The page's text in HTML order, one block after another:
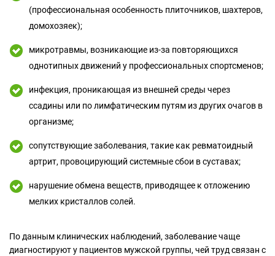
(профессиональная особенность плиточников, шахтеров,
домохозяек);
микротравмы, возникающие из-за повторяющихся
однотипных движений у профессиональных спортсменов;
инфекция, проникающая из внешней среды через
ссадины или по лимфатическим путям из других очагов в
организме;
сопутствующие заболевания, такие как ревматоидный
артрит, провоцирующий системные сбои в суставах;
нарушение обмена веществ, приводящее к отложению
мелких кристаллов солей.
По данным клинических наблюдений, заболевание чаще
диагностируют у пациентов мужской группы, чей труд связан с